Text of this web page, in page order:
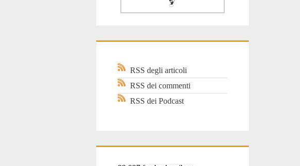
RSS degli articoli
RSS dei commenti
RSS dei Podcast